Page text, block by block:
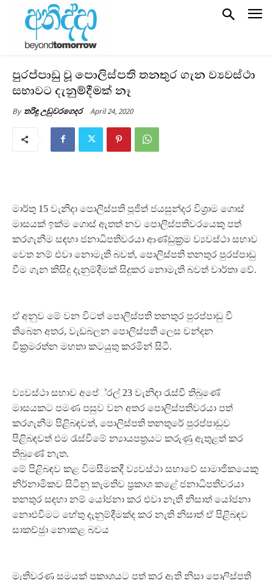
පුරප්පාඩු වූ පොලිස්පති තනතුර ගැන ව්‍යවස්ථා
සභාවට දැනුම්දීමක් නෑ
By තරිඳු උඩුවරගෙදර April 24, 2020
මාර්තු 15 වැනිදා පොලිස්පති පූජිත් ජයසුන්දර විශ‍්‍රාම ගොස්
මාසයක් ඉක්ම ගොස් ඇතත් නව පොලිස්පතිවරයෙකු පත්
කරගැනීම සඳහා ජනාධිපතිවරයා ආණ්ඩුක‍්‍රම ව්‍යවස්ථා සභාව
වෙත නම් එවා නොමැති බවත්, පොලිස්පති තනතුර පුරප්පාඩු
වීම ගැන කිසිදු දැනුම්දීමක් සිදුකර නොමැති බවත් වාර්තා වේ.
ඒ අනුව මේ වන විටත් පොලිස්පති තනතුර පුරප්පාඩු වී
තිබෙන අතර, වැඩබලන පොලිස්පති ලෙස චන්දන
වික‍්‍රමරත්න මහතා කටයුතු කරමින් සිටී.
ව්‍යවස්ථා සභාව අපේ‍්‍රල් 23 වැනිදා රැස්වී තිබුණේ
මාසයකට පමණ පසුව වන අතර පොලිස්පතිවරයා පත්
කරගැනීම පිළිබඳවත්, පොලිස්පති තනතුරේ පුරප්පාඩුව
පිළිබඳවත් එම රැස්වීමේ න්‍යායපත‍්‍රයට කරුණු ඇතුළත් කර
තිබුණේ නැත.
මේ පිළිබඳව කළ විමසීමකදී ව්‍යවස්ථා සභාවේ සාමාජිකයෙකු
නිර්නාමිකව සිටිනු කැමතිව ප‍්‍රකාශ කළේ ජනාධිපතිවරයා
තනතුර සඳහා නම් යෝජනා කර එවා නැති නිසාත් යෝජනා
නොඑවීමට හේතු දැනුම්දීමක්ද කර නැති නිසාත් ඒ පිළිබඳව
සාකච්ඡුා නොකළ බවය
මැතිවරණ සමයක් ප‍්‍රකාශයට පත් කර ඇති නිසා පොලිස්පති